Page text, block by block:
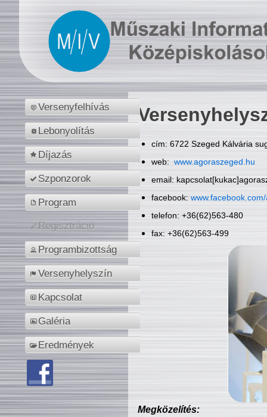
Versenyfelhívás
Lebonyolítás
Díjazás
Szponzorok
Program
Regisztráció
Programbizottság
Versenyhelyszín
Kapcsolat
Galéria
Eredmények
cím: 6722 Szeged Kálvária
web: www.agoraszeged.hu
email:
facebook:
telefon: +36(62)563-480
fax: +36(62)563-499
Megközelítés: